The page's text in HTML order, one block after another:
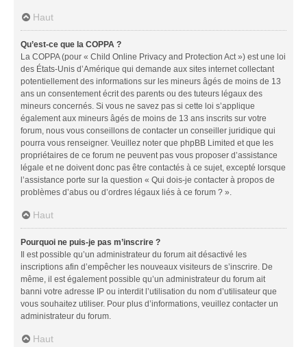
Haut
Qu’est-ce que la COPPA ?
La COPPA (pour « Child Online Privacy and Protection Act ») est une loi
des États-Unis d’Amérique qui demande aux sites internet collectant
potentiellement des informations sur les mineurs âgés de moins de 13
ans un consentement écrit des parents ou des tuteurs légaux des
mineurs concernés. Si vous ne savez pas si cette loi s’applique
également aux mineurs âgés de moins de 13 ans inscrits sur votre
forum, nous vous conseillons de contacter un conseiller juridique qui
pourra vous renseigner. Veuillez noter que phpBB Limited et que les
propriétaires de ce forum ne peuvent pas vous proposer d’assistance
légale et ne doivent donc pas être contactés à ce sujet, excepté lorsque
l’assistance porte sur la question « Qui dois-je contacter à propos de
problèmes d’abus ou d’ordres légaux liés à ce forum ? ».
Haut
Pourquoi ne puis-je pas m’inscrire ?
Il est possible qu’un administrateur du forum ait désactivé les
inscriptions afin d’empêcher les nouveaux visiteurs de s’inscrire. De
même, il est également possible qu’un administrateur du forum ait
banni votre adresse IP ou interdit l’utilisation du nom d’utilisateur que
vous souhaitez utiliser. Pour plus d’informations, veuillez contacter un
administrateur du forum.
Haut